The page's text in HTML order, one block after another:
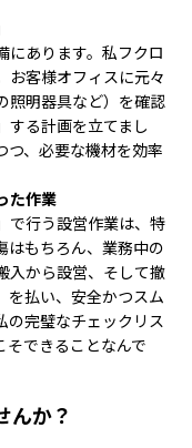
にあります。私フクロ
お客様オフィスに元々
照明器具など）を確認
する計画を立てまし
つ、必要な機材を効率
た作業
で行う設営作業は、特
はもちろん、業務中の
入から設営、そして撤
を払い、安全かつスム
の完璧なチェックリス
そできることなんで
んか？